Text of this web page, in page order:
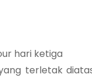
hari ketiga
terletak